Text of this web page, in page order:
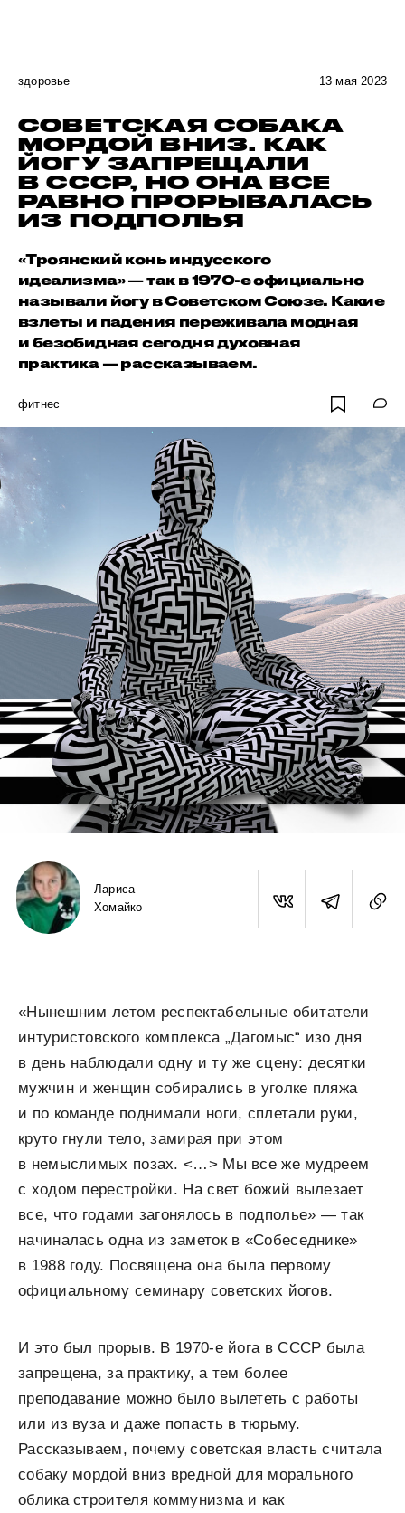
здоровье 13 мая 2023
СОВЕТСКАЯ СОБАКА
МОРДОЙ ВНИЗ. КАК
ЙОГУ ЗАПРЕЩАЛИ
В СССР, НО ОНА ВСЕ
РАВНО ПРОРЫВАЛАСЬ
ИЗ ПОДПОЛЬЯ
«Троянский конь индусского
идеализма» — так в 1970-е официально
называли йогу в Советском Союзе. Какие
взлеты и падения переживала модная
и безобидная сегодня духовная
практика — рассказываем.
фитнес
Лариса
Хомайко
«Нынешним летом респектабельные обитатели
интуристовского комплекса „Дагомыс“ изо дня
в день наблюдали одну и ту же сцену: десятки
мужчин и женщин собирались в уголке пляжа
и по команде поднимали ноги, сплетали руки,
круто гнули тело, замирая при этом
в немыслимых позах. <…> Мы все же мудреем
с ходом перестройки. На свет божий вылезает
все, что годами загонялось в подполье» — так
начиналась одна из заметок в «Собеседнике»
в 1988 году. Посвящена она была первому
официальному семинару советских йогов.
И это был прорыв. В 1970-е йога в СССР была
запрещена, за практику, а тем более
преподавание можно было вылететь с работы
или из вуза и даже попасть в тюрьму.
Рассказываем, почему советская власть считала
собаку мордой вниз вредной для морального
облика строителя коммунизма и как